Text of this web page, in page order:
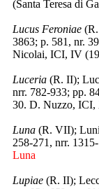
(Santa Teresa di
Lucus Feroniae
3863; p. 581, nr.
Nicolai, ICI, IV
Luceria (R. II);
nrr. 782-933; pp.
30. D. Nuzzo, ICI,
Luna (R. VII);
258-271, nrr.
Luna
Lupiae (R. II);